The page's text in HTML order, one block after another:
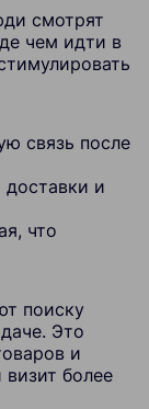
смотрят
чем идти в
связь после
доставки и
что
поиску
Это
и
более